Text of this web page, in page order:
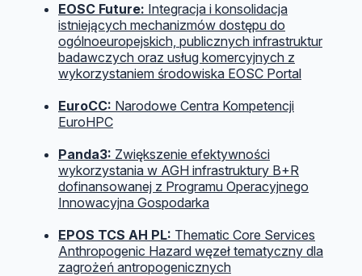
EOSC Future: Integracja i konsolidacja
istniejących mechanizmów dostępu do
ogólnoeuropejskich, publicznych infrastruktur
badawczych oraz usług komercyjnych z
wykorzystaniem środowiska EOSC Portal
EuroCC: Narodowe Centra Kompetencji
EuroHPC
Panda3: Zwiększenie efektywności
wykorzystania w AGH infrastruktury B+R
dofinansowanej z Programu Operacyjnego
Innowacyjna Gospodarka
EPOS TCS AH PL: Thematic Core Services
Anthropogenic Hazard węzeł tematyczny dla
zagrożeń antropogenicznych